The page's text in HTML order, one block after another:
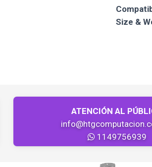
Size &
ATENCIÓN AL
1149756939